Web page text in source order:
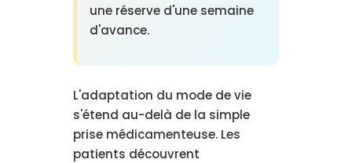
une réserve d'une semaine
d'avance.
L'adaptation du mode de vie
s'étend au-delà de la simple
prise médicamenteuse. Les
patients découvrent